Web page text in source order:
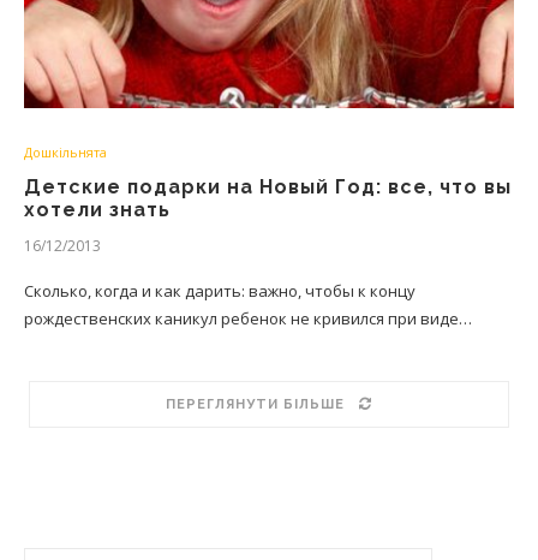
Дошкільнята
Детские подарки на Новый Год: все, что вы
хотели знать
16/12/2013
Сколько, когда и как дарить: важно, чтобы к концу
рождественских каникул ребенок не кривился при виде…
ПЕРЕГЛЯНУТИ БІЛЬШЕ